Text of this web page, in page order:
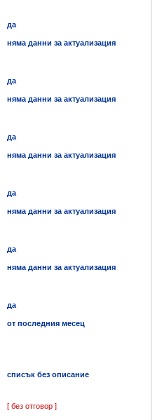
да
няма данни за актуализация
да
няма данни за актуализация
да
няма данни за актуализация
да
няма данни за актуализация
да
няма данни за актуализация
да
от последния месец
списък без описание
[ без отговор ]